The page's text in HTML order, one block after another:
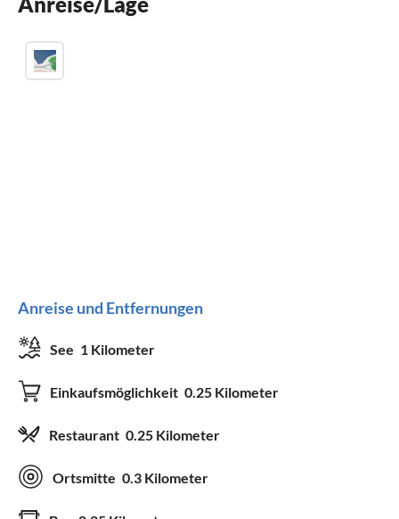
Anreise und Entfernungen
See 1 Kilometer
Einkaufsmöglichkeit 0.25 Kilometer
Restaurant 0.25 Kilometer
Ortsmitte 0.3 Kilometer